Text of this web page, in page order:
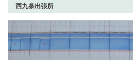
西九条出張所